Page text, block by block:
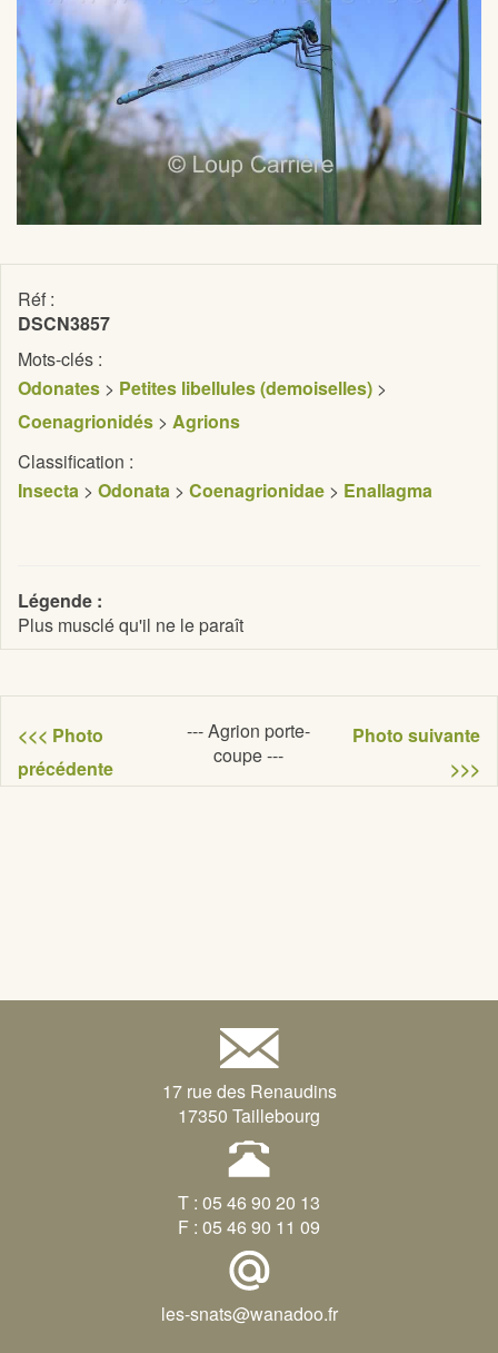
Réf :
DSCN3857
Mots-clés :
Odonates > Petites libellules (demoiselles) >
Coenagrionidés > Agrions
Classification :
Insecta > Odonata > Coenagrionidae > Enallagma
Légende :
Plus musclé qu'il ne le paraît
<<< Photo
précédente
--- Agrion porte-
coupe ---
Photo suivante
>>>
17 rue des Renaudins
17350 Taillebourg
T : 05 46 90 20 13
F : 05 46 90 11 09
les-snats@wanadoo.fr